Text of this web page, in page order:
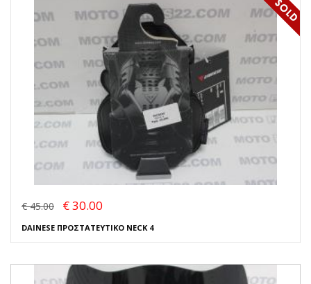
€ 45.00 € 30.00
DAINESE ΠΡΟΣΤΑΤΕΥΤΙΚΟ NECK 4